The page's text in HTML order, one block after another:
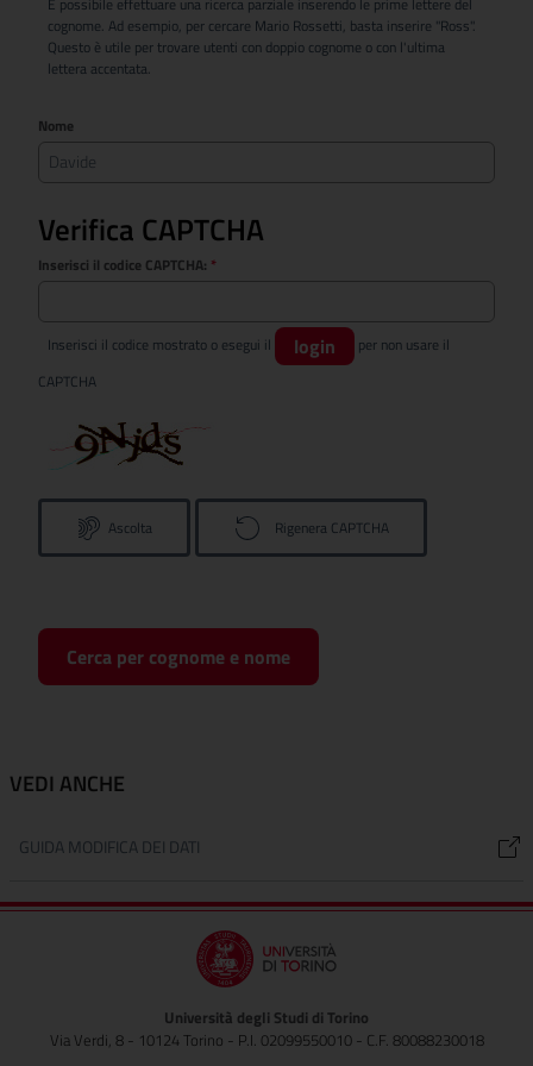
È possibile effettuare una ricerca parziale inserendo le prime lettere del
cognome. Ad esempio, per cercare Mario Rossetti, basta inserire "Ross".
Questo è utile per trovare utenti con doppio cognome o con l'ultima
lettera accentata.
Nome
Verifica CAPTCHA
Inserisci il codice CAPTCHA: *
Inserisci il codice mostrato o esegui il login
per non usare il
CAPTCHA
Ascolta Rigenera CAPTCHA
Cerca per cognome e nome
VEDI ANCHE
GUIDA MODIFICA DEI DATI
Università degli Studi di Torino
Via Verdi, 8 - 10124 Torino - P.I. 02099550010 - C.F. 80088230018